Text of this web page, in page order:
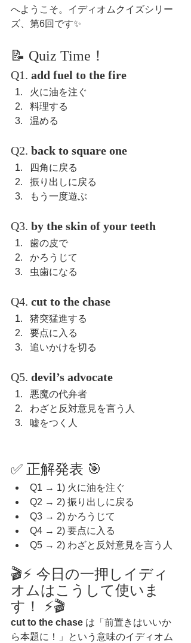
へようこそ。イディオムクイズシリー
ズ、第6回です✨
📝 Quiz Time！
Q1. add fuel to the fire
火に油を注ぐ
料理する
温める
Q2. back to square one
四角に戻る
振り出しに戻る
もう一度遊ぶ
Q3. by the skin of your teeth
歯の皮で
かろうじて
虫歯になる
Q4. cut to the chase
猪突猛進する
要点に入る
追いかけを切る
Q5. devil’s advocate
悪魔の代弁者
わざと反対意見を言う人
嘘をつく人
✅ 正解発表 🎯
Q1 → 1) 火に油を注ぐ
Q2 → 2) 振り出しに戻る
Q3 → 2) かろうじて
Q4 → 2) 要点に入る
Q5 → 2) わざと反対意見を言う人
🎬⚡ 今日の一押しイディ
オムはこうして使いま
す！ ⚡🎬
cut to the chase は「前置きはいいか
ら本題に！」という意味のイディオム